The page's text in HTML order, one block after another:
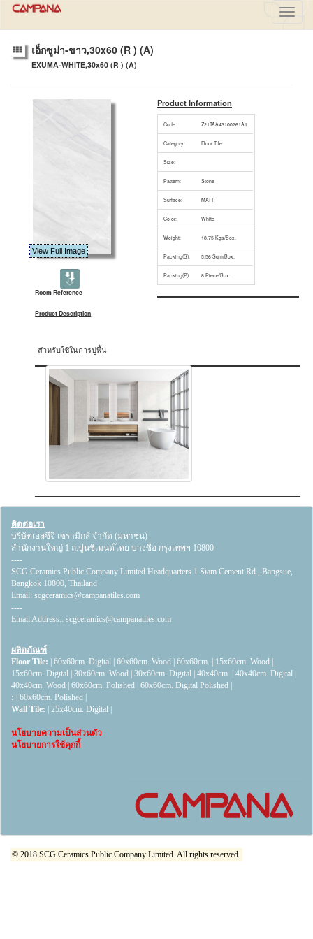
เอ็กซูม่า-ขาว,30x60 (R ) (A)
EXUMA-WHITE,30x60 (R ) (A)
Product Information
Code: Z21TAA43100261A1
Category: Floor Tile
Size:
Pattern: Stone
Surface: MATT
Color: White
Weight: 18.75 Kgs/Box.
Packing(S): 5.56 Sqm/Box.
Packing(P): 8 Piece/Box.
Product Description
สำหรับใช้ในการปูพื้น
Room Reference
ติดต่อเรา
บริษัทเอสซีจี เซรามิกส์ จำกัด (มหาชน)
สำนักงานใหญ่ 1 ถ.ปูนซิเมนต์ไทย บางซื่อ กรุงเทพฯ 10800
----
SCG Ceramics Public Company Limited Headquarters 1 Siam Cement Rd., Bangsue,
Bangkok 10800, Thailand
Email: scgceramics@campanatiles.com
----
Email Address:: scgceramics@campanatiles.com
ผลิตภัณฑ์
Floor Tile:
60x60cm. Digital 60x60cm. Wood 60x60cm. 15x60cm. Wood
15x60cm. Digital 30x60cm. Wood 30x60cm. Digital 40x40cm. 40x40cm. Digital
40x40cm. Wood 60x60cm. Polished 60x60cm. Digital Polished
:
60x60cm. Polished
Wall Tile:
25x40cm. Digital
----
นโยบายความเป็นส่วนตัว
นโยบายการใช้คุกกี้
© 2018 SCG Ceramics Public Company Limited. All rights reserved.
View Full Image